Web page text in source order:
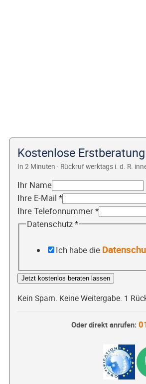
Kostenlose
In 2 Minuten · Rückruf werktags i. d. R.
Ihr Name
Ihre E-Mail *
Ihre Telefonnummer*
Datenschutz*
Ich habe die
Jetzt kostenlos beraten lassen
Kein Spam. Keine Weitergabe. 1
Oder direkt anrufen: